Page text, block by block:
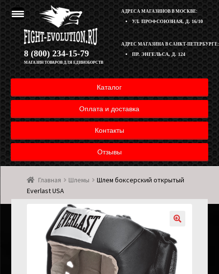
АДРЕСА МАГАЗИНОВ В МОСКВЕ:
УЛ. ПРОФСОЮЗНАЯ, Д. 16/10
АДРЕС МАГАЗИНА В САНКТ-ПЕТЕРБУРГЕ:
ПР. ЭНГЕЛЬСА, Д. 124
8 (800) 234-15-79
МАГАЗИН ТОВАРОВ ДЛЯ ЕДИНОБОРСТВ
Каталог
Оплата и доставка
Контакты
Отзывы
Перейти
к
навигации
Перейти
к
содержимому
Корзина
Полезная информация
Оплата и доставка товара
Мой аккаунт
Главная Шлемы
Шлем боксерский открытый
Everlast USA